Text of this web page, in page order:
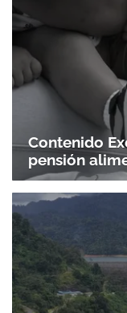
Contenido
pensión